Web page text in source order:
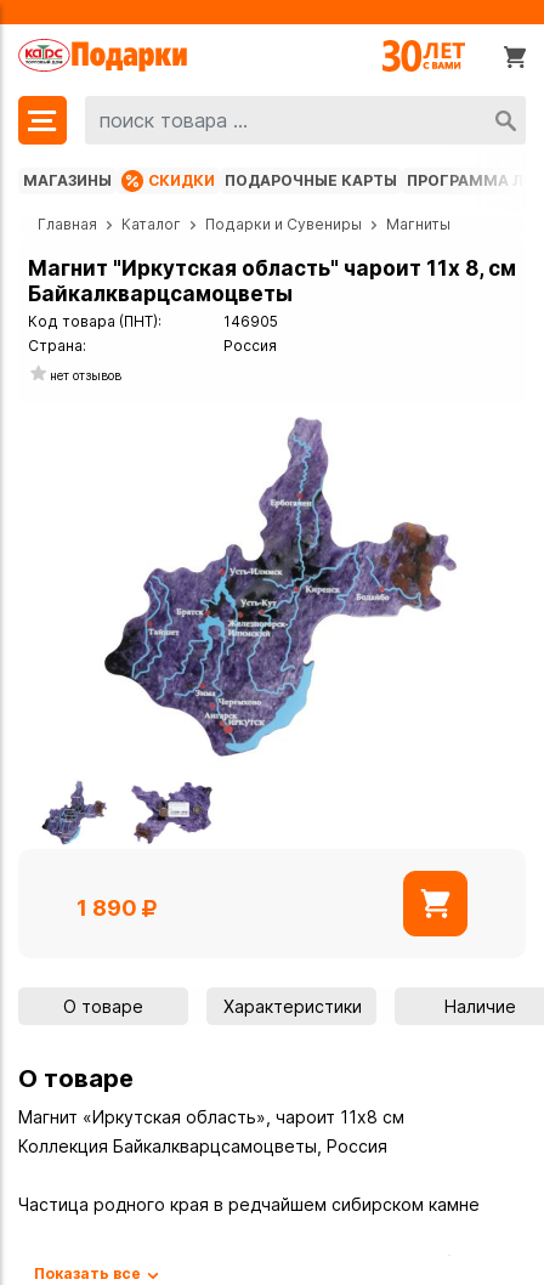
МАГАЗИНЫ СКИДКИ ПОДАРОЧНЫЕ КАРТЫ ПРОГРАММА
Главная Каталог Подарки и Сувениры Магниты
Магнит "Иркутская область" чароит 11х 8, см
Байкалкварцсамоцветы
Код товара (ПНТ):
146905
Страна:
Россия
нет отзывов
1 890
О товаре Характеристики Наличие
О товаре
Магнит «Иркутская область», чароит 11х8 см
Коллекция Байкалкварцсамоцветы, Россия
Частица родного края в редчайшем сибирском камне
Магнит выполнен в форме контура Иркутской области из
Показать все